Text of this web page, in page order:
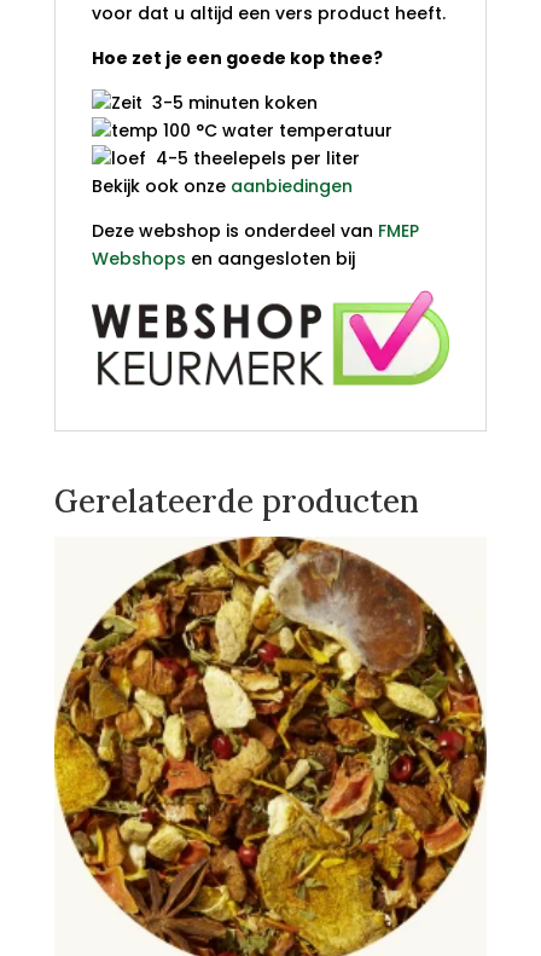
voor dat u altijd een vers product heeft.
Hoe zet je een goede kop thee?
3-5 minuten koken
100 °C water temperatuur
4-5 theelepels per liter
Bekijk ook onze aanbiedingen
Deze webshop is onderdeel van FMEP
Webshops en aangesloten bij
Gerelateerde producten